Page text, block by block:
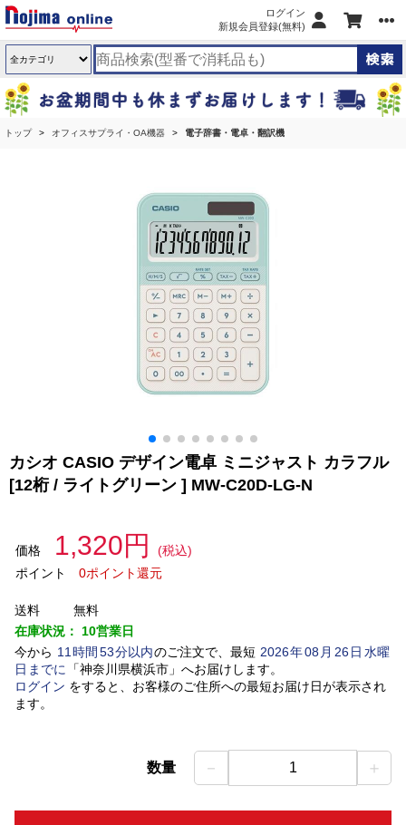
ログイン
新規会員登録(無料)
トップ オフィスサプライ・OA機器 電子辞書・電卓・翻訳機
カシオ CASIO デザイン電卓 ミニジャスト カラフル
[12桁 / ライトグリーン ] MW-C20D-LG-N
価格 1,320円
(税込)
ポイント
0ポイント還元
送料
無料
在庫状況： 10営業日
今から 11 時間 53分以内のご注文で、最短 2026年08 月 26日水曜
日 までに 「神奈川県横浜市」 へお届けします。
ログイン をすると、お客様のご住所への最短お届け日が表示され
ます。
数量 － 1 ＋